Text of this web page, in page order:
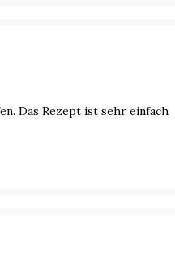
Das Rezept ist sehr einfach